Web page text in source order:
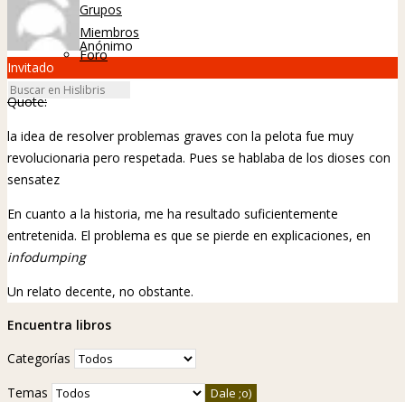
Grupos
Miembros
Foro
Anónimo
Invitado
Quote:
la idea de resolver problemas graves con la pelota fue muy
revolucionaria pero respetada. Pues se hablaba de los dioses con
sensatez
En cuanto a la historia, me ha resultado suficientemente
entretenida. El problema es que se pierde en explicaciones, en
infodumping
Un relato decente, no obstante.
Encuentra libros
Categorías
Temas